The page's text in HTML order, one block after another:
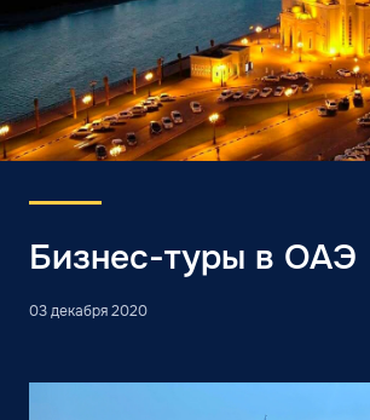
Бизнес-туры в ОАЭ
03 декабря 2020